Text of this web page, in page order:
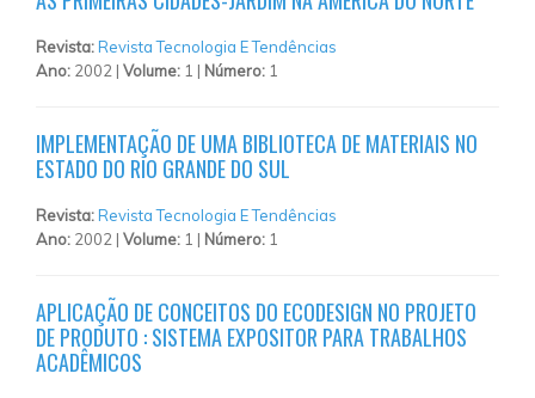
Revista:Revista Tecnologia E Tendências
Ano: 2002 | Volume: 1 | Número: 1
IMPLEMENTAÇÃO DE UMA BIBLIOTECA DE MATERIAIS NO
ESTADO DO RIO GRANDE DO SUL
Revista:Revista Tecnologia E Tendências
Ano: 2002 | Volume: 1 | Número: 1
APLICAÇÃO DE CONCEITOS DO ECODESIGN NO PROJETO
DE PRODUTO : SISTEMA EXPOSITOR PARA TRABALHOS
ACADÊMICOS